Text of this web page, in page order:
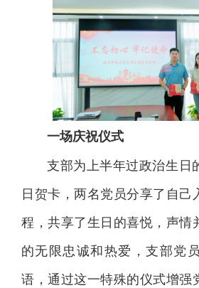
一场庆祝仪式
支部为上半年过政治生日
日贺卡，两名党员分享了自己
程，共享了生日的喜悦，声情
的无限忠诚和热爱，支部党
语，通过这一特殊的仪式增强